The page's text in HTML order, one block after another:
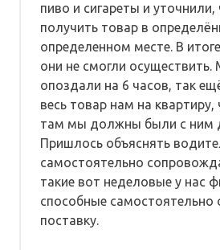
пиво и сигареты и
получить товар в
определенном месте. В
они не смогли осуществить.
опоздали на 6 часов, так
весь товар нам на квартиру,
там мы должны были с ним
Пришлось объяснять
самостоятельно
такие вот неделовые у нас
способные самостоятельно
поставку.